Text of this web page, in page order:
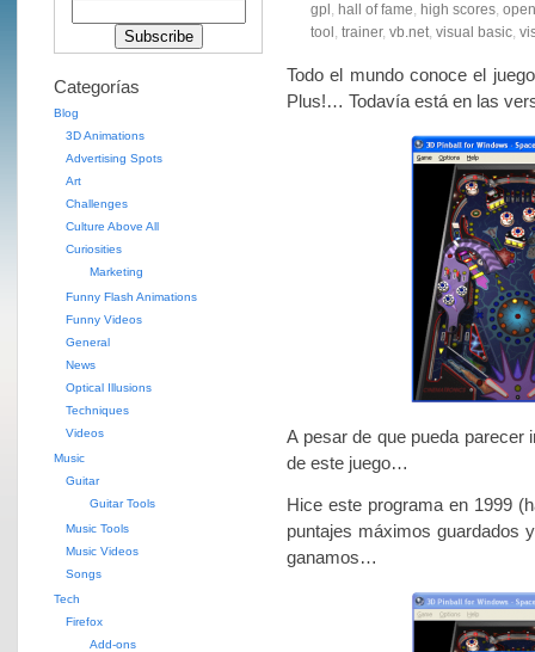
gpl , hall of fame, high scores,
tool , trainer, vb.net, visual basic,
Todo el mundo conoce el
Plus!… Todavía está en las
A pesar de que pueda parecer
de este juego…
Hice este programa en 1999
puntajes máximos guardados
ganamos…
Categorías
Blog
3D Animations
Advertising Spots
Art
Challenges
Culture Above All
Curiosities
Marketing
Funny Flash Animations
Funny Videos
General
News
Optical Illusions
Techniques
Videos
Music
Guitar
Guitar Tools
Music Tools
Music Videos
Songs
Tech
Firefox
Add-ons